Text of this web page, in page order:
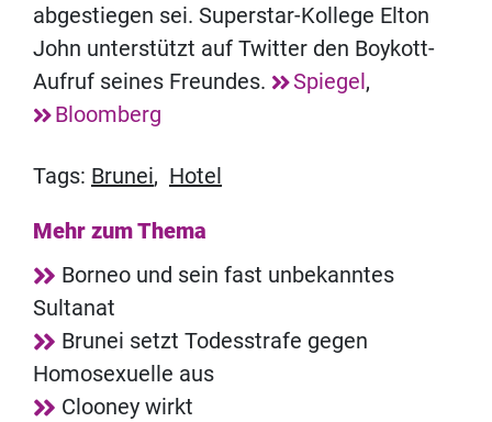
abgestiegen sei. Superstar-Kollege Elton
John unterstützt auf Twitter den Boykott-
Aufruf seines Freundes.
Spiegel ,
Bloomberg
Tags: Brunei, Hotel
Mehr zum Thema
Borneo und sein fast unbekanntes
Sultanat
Brunei setzt Todesstrafe gegen
Homosexuelle aus
Clooney wirkt